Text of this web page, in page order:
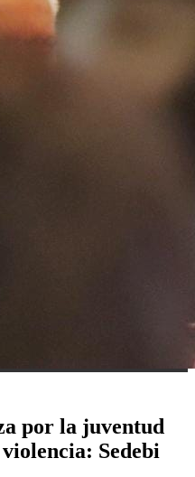
por la juventud
Sedebi